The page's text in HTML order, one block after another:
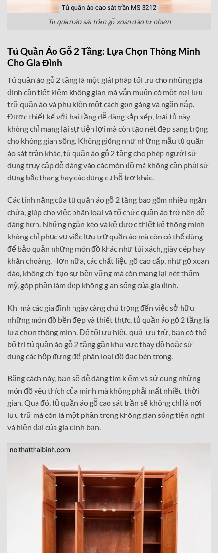
Tủ quần áo sát trần gỗ xoan đào tự nhiên
Tủ Quần Áo Gỗ 2 Tầng: Lựa Chọn Thông Minh
Cho Gia Đình
Tủ quần áo gỗ 2 tầng là một giải pháp tối ưu cho những gia
đình cần tiết kiệm không gian mà vẫn muốn có một nơi lưu
trữ quần áo và phụ kiện một cách gọn gàng và ngăn nắp.
Được thiết kế với hai tầng dễ dàng sắp xếp, loại tủ này
không chỉ mang lại sự tiện lợi mà còn tạo nét đẹp sang trọng
cho không gian sống. Không giống như những mẫu tủ quần
áo sát trần khác, tủ quần áo gỗ 2 tầng cho phép người sử
dụng truy cập dễ dàng vào các món đồ mà không cần phải sử
dụng bậc thang hay các dụng cụ hỗ trợ khác.
Các tính năng của tủ quần áo gỗ 2 tầng bao gồm nhiều ngăn
chứa, giúp cho việc phân loại và tổ chức quần áo trở nên dễ
dàng hơn. Những ngăn kéo và kệ được thiết kế thông minh
không chỉ phục vụ việc lưu trữ quần áo mà còn có thể dùng
để bảo quản những món đồ khác như túi xách, giày dép hay
khăn choàng. Hơn nữa, các chất liệu gỗ cao cấp, như gỗ xoan
dào, không chỉ tạo sự bền vững mà còn mang lại nét thẩm
mỹ, góp phần làm đẹp không gian sống của gia đình.
Khi mà các gia đình ngày càng chú trọng đến việc sở hữu
những món đồ bền đẹp và thiết thực, tủ quần áo gỗ 2 tầng là
lựa chọn thông minh. Để tối ưu hiệu quả lưu trữ, bạn có thể
bố trí tủ quần áo gỗ 2 tầng gần khu vực thay đồ hoặc sử
dụng các hộp đựng để phân loại đồ đạc bên trong.
Bằng cách này, bạn sẽ dễ dàng tìm kiếm và sử dụng những
món đồ yêu thích của mình mà không phải mất nhiều thời
gian. Qua đó, tủ quần áo gỗ cao sát trần sẽ không chỉ là nơi
lưu trữ mà còn là một phần trong không gian sống tiện nghi
và hiện đại của gia đình bạn.